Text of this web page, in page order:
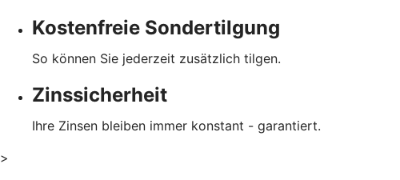
Kostenfreie Sondertilgung
So können Sie jederzeit zusätzlich tilgen.
Zinssicherheit
Ihre Zinsen bleiben immer konstant - garantiert.
>